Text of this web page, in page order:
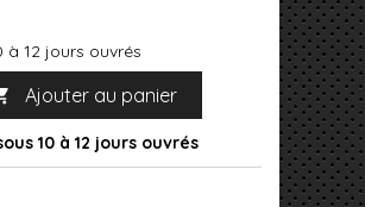
à 12 jours ouvrés
Ajouter au panier
10 à 12 jours ouvrés